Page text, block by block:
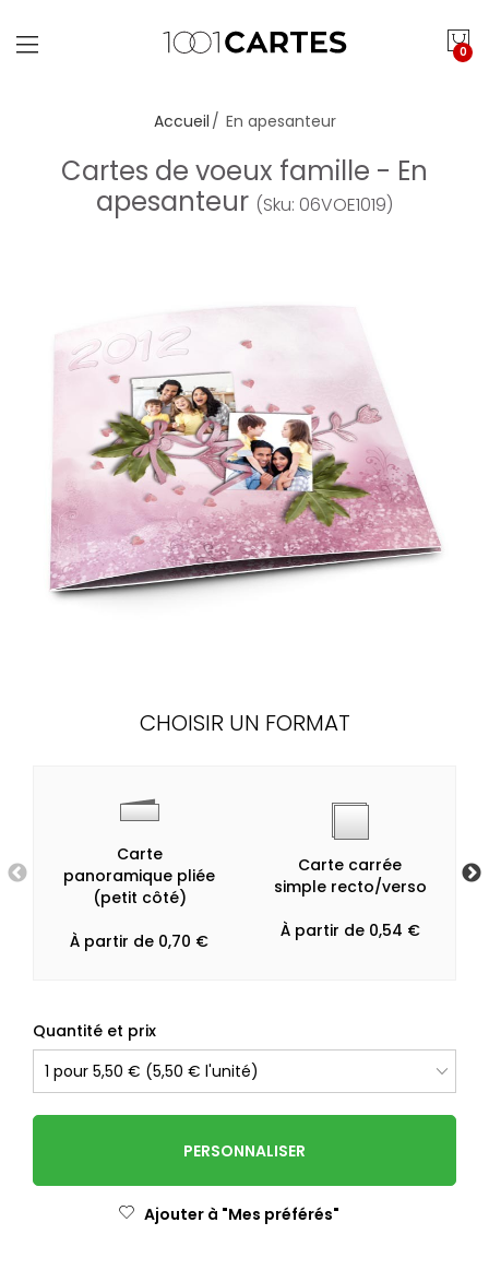
0
Accueil En apesanteur
Cartes de voeux famille - En
apesanteur (Sku: 06VOE1019)
CHOISIR UN FORMAT
Carte
panoramique pliée
(petit côté)
À partir de 0,70 €
Carte carrée
simple recto/verso
À partir de 0,54 €
Quantité et prix
PERSONNALISER
Ajouter à "Mes préférés"